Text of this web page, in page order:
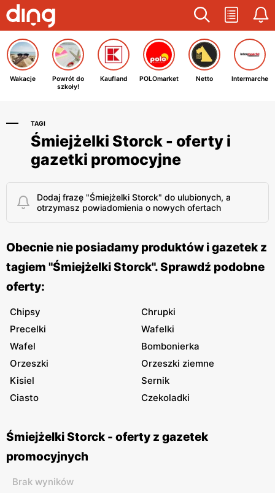
Wakacje
Powrót do
szkoły!
Kaufland POLOmarket Netto Intermarche
TAGI
Śmiejżelki Storck - oferty i
gazetki promocyjne
Dodaj frazę "Śmiejżelki Storck" do ulubionych, a
otrzymasz powiadomienia o nowych ofertach
Obecnie nie posiadamy produktów i gazetek z
tagiem "Śmiejżelki Storck". Sprawdź podobne
oferty:
Chipsy
Chrupki
Precelki
Wafelki
Wafel
Bombonierka
Orzeszki
Orzeszki ziemne
Kisiel
Sernik
Ciasto
Czekoladki
Śmiejżelki Storck - oferty z gazetek
promocyjnych
Brak wyników